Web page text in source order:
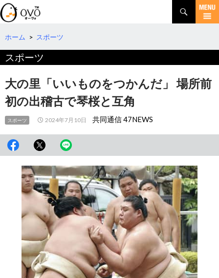
検
索
コ
テ
へ
動
ホーム > スポーツ
スポーツ
大の里「いいものをつかんだ」 場所前
初の出稽古で琴桜と互角
スポーツ 2024年7月10日 共同通信 47NEWS